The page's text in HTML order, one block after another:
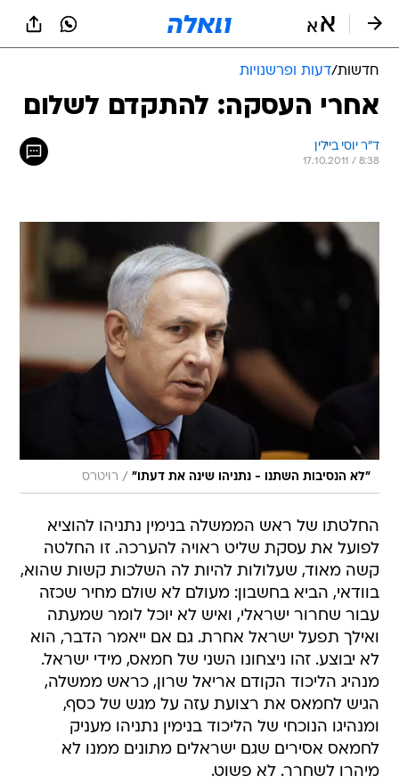
חדשות/דעות ופרשנויות
אחרי העסקה: להתקדם לשלום
ד"ר יוסי ביילין
17.10.2011 / 8:38
"לא הנסיבות השתנו - נתניהו שינה את דעתו" / רויטרס
החלטתו של ראש הממשלה בנימין נתניהו להוציא
לפועל את עסקת שליט ראויה להערכה. זו החלטה
קשה מאוד, שעלולות להיות לה השלכות קשות שהוא,
בוודאי, הביא בחשבון: מעולם לא שולם מחיר שכזה
עבור שחרור ישראלי, ואיש לא יוכל לומר שמעתה
ואילך תפעל ישראל אחרת. גם אם ייאמר הדבר, הוא
לא יבוצע. זהו ניצחונו השני של חמאס, מידי ישראל.
מנהיג הליכוד הקודם אריאל שרון, כראש ממשלה,
הגיש לחמאס את רצועת עזה על מגש של כסף,
ומנהיגו הנוכחי של הליכוד בנימין נתניהו מעניק
לחמאס אסירים שגם ישראלים מתונים ממנו לא
מיהרו לשחרר. לא פשוט.